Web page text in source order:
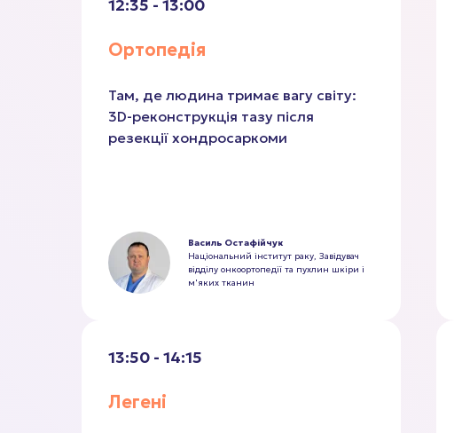
12:35 - 13:00
Ортопедія
Там, де людина тримає вагу світу:
3D-реконструкція тазу після
резекції хондросаркоми
Василь Остафійчук
Національний інститут раку, Завідувач
відділу онкоортопедії та пухлин шкіри і
м'яких тканин
13:50 - 14:15
Легені